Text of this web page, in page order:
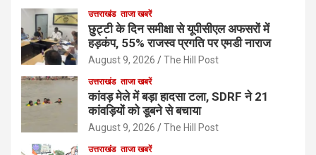
उत्तराखंड ताजा खबरें
छुट्टी के दिन समीक्षा से यूपीसीएल अफसरों में
हड़कंप, 55% राजस्व प्रगति पर एमडी नाराज
August 9, 2026 The Hill Post
उत्तराखंड ताजा खबरें
कांवड़ मेले में बड़ा हादसा टला, SDRF ने 21
कांवड़ियों को डूबने से बचाया
August 9, 2026 The Hill Post
उत्तराखंड ताजा खबरें